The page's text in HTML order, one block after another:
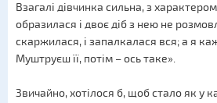
Взагалі дівчинка сильна, з
образилася і двоє діб з нею не
скаржилася, і запалкалася вся; а я
Муштруєш її, потім – ось таке».
Звичайно, хотілося б, щоб стало як у